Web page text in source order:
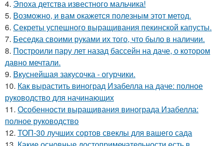
4. Эпоха детства известного мальчика!
5. Возможно, и вам окажется полезным этот метод.
6. Секреты успешного выращивания пекинской капусты.
7. Беседка своими руками их того, что было в наличии.
8. Построили пару лет назад бассейн на даче, о котором
давно мечтали.
9. Вкуснейшая закусочка - огурчики.
10. Как вырастить виноград Изабелла на даче: полное
руководство для начинающих
11. Особенности выращивания винограда Изабелла:
полное руководство
12. ТОП-30 лучших сортов свеклы для вашего сада